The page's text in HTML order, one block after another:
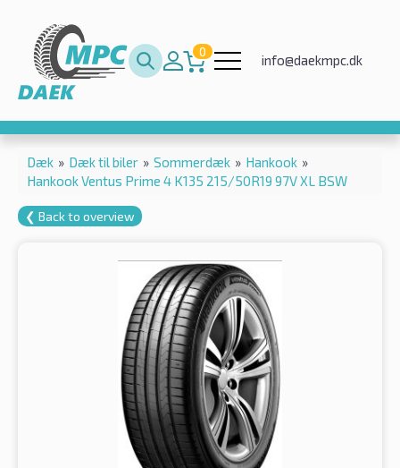
0
info@daekmpc.dk
Dæk » Dæk til biler » Sommerdæk » Hankook »
Hankook Ventus Prime 4 K135 215/50R19 97V XL BSW
❮ Back to overview